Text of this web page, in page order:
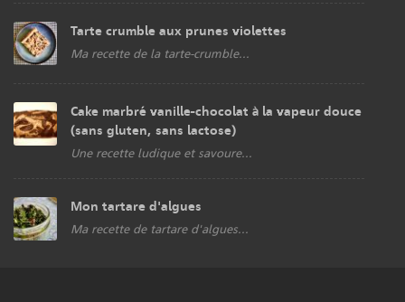
Tarte crumble aux prunes violettes
Ma recette de la tarte-crumble...
Cake marbré vanille-chocolat à la vapeur douce
(sans gluten, sans lactose)
Une recette ludique et savoure...
Mon tartare d'algues
Ma recette de tartare d'algues...